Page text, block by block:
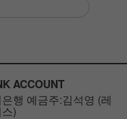
ACCOUNT
행 예금주:김석영 (레
)